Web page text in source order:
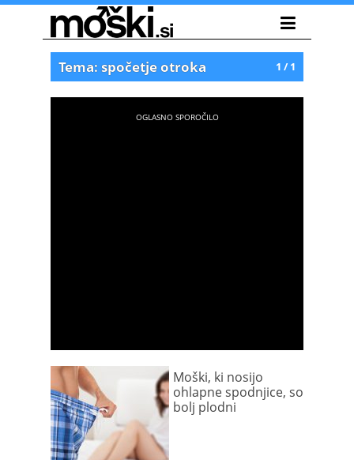
1 / 1
Tema: spočetje otroka
Moški, ki nosijo
ohlapne spodnjice, so
bolj plodni